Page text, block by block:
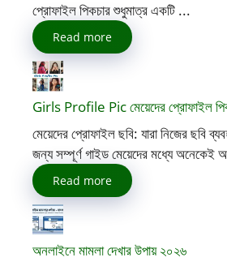
প্রোফাইল পিকচার শুধুমাত্র একটি ...
Read more
Girls Profile Pic মেয়েদের প্রোফাইল
মেয়েদের প্রোফাইল ছবি: যারা নিজের ছবি
জন্য সম্পূর্ণ গাইড মেয়েদের মধ্যে অনেকেই
Read more
অনলাইনে মামলা দেখার উপায় ২০২৬